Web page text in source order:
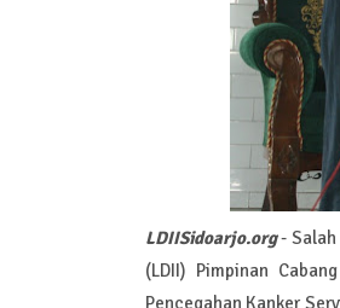
LDIISidoarjo.org- Salah
(LDII) Pimpinan
Pencegahan Kanker